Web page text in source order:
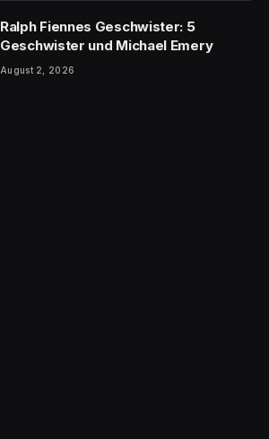
Ralph Fiennes Geschwister: 5
Geschwister und Michael Emery
August 2, 2026